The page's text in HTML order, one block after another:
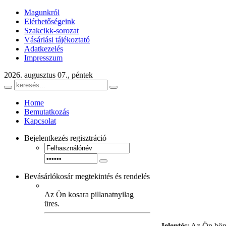
Magunkról
Elérhetőségeink
Szakcikk-sorozat
Vásárlási tájékoztató
Adatkezelés
Impresszum
2026. augusztus 07., péntek
Home
Bemutatkozás
Kapcsolat
Bejelentkezés regisztráció
Bevásárlókosár megtekintés és rendelés
Az Ön kosara pillanatnyilag
üres.